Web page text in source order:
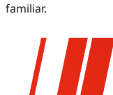
familiar.